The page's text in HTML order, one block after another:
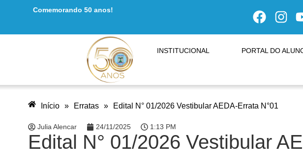
Comemorando 50 anos!
INSTITUCIONAL PORTAL DO
Início » Erratas » Edital N° 01/2026 Vestibular AEDA-Errata N°01
Julia Alencar 24/11/2025 1:13 PM
Edital N° 01/2026 Vestibular